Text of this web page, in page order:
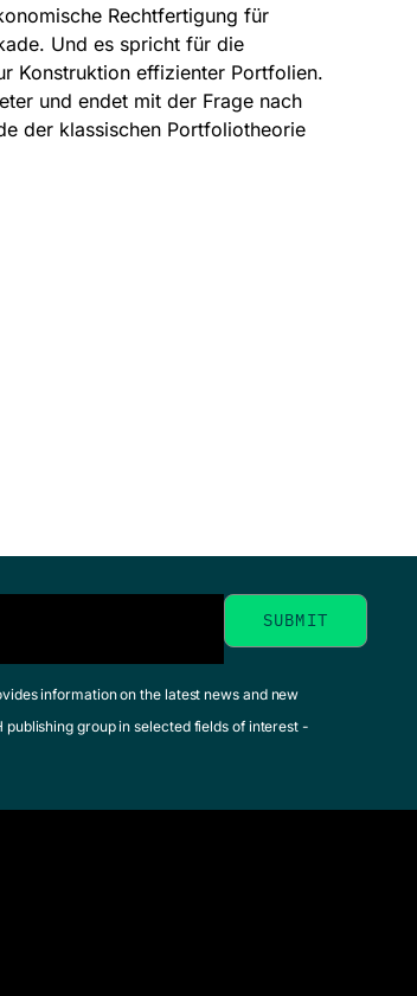
Rechtfertigung für
Und es spricht für die
Konstruktion effizienter Portfolien.
und endet mit der Frage nach
der klassischen Portfoliotheorie
information on the latest news and new
group in selected fields of interest -